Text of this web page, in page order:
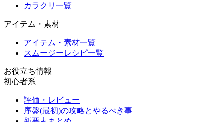
カラクリ一覧
アイテム・素材
アイテム・素材一覧
スムージーレシピ一覧
お役立ち情報
初心者系
評価・レビュー
序盤(最初)の攻略とやるべき事